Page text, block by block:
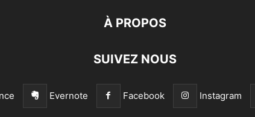
À PROPOS
SUIVEZ NOUS
Evernote Facebook Instagram